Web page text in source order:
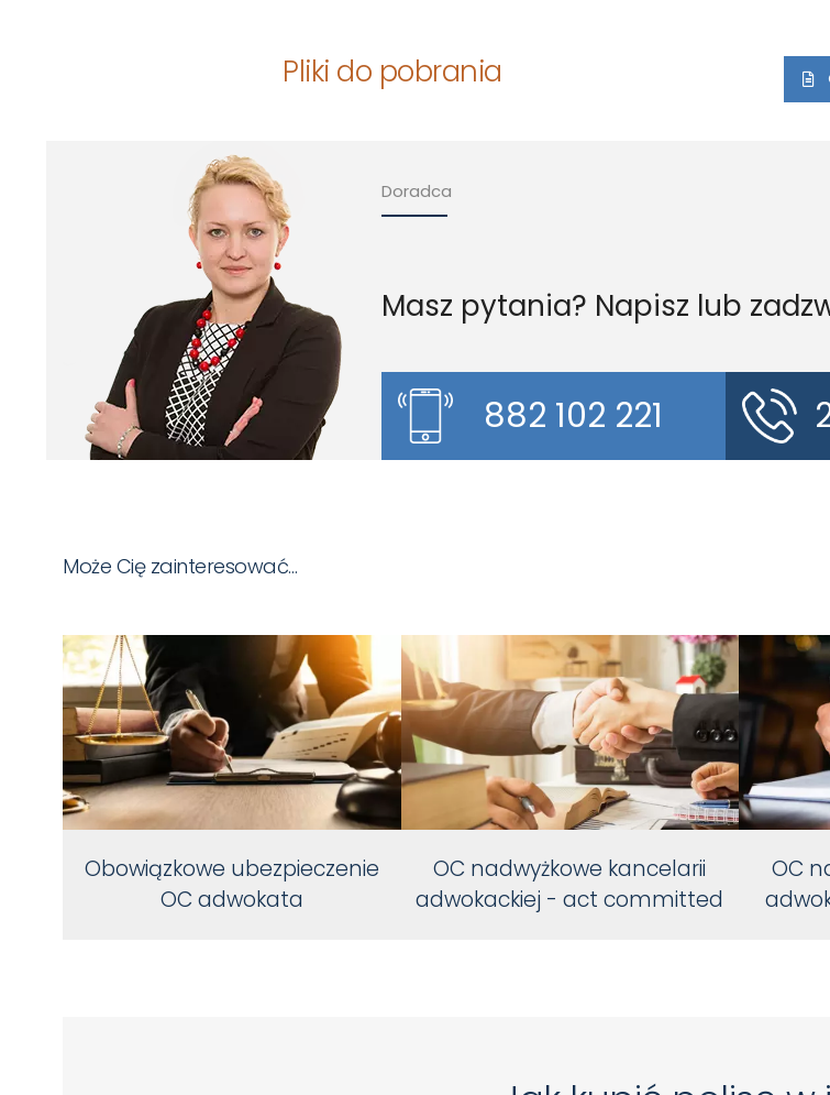
Pliki do pobrania
Doradca
Masz pytania? Napisz lub
882 102 221
Może Cię zainteresować…
Obowiązkowe ubezpieczenie
OC adwokata
OC nadwyżkowe kancelarii
adwokackiej - act committed
OC